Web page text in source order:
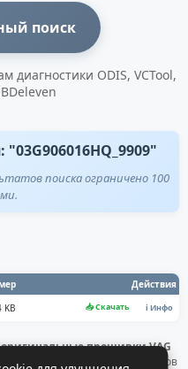
поиск
диагностики ODIS, VCTool,
поиска ограничено 100
Действия
KB 📥 Скачать ℹ️ Инфо
оригинальные прошивки VAG
с официальных серверов